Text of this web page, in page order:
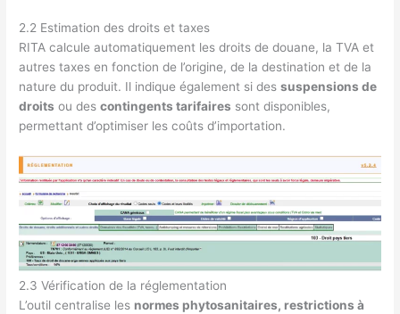
2.2 Estimation des droits et taxes
RITA calcule automatiquement les droits de douane, la TVA et
autres taxes en fonction de l’origine, de la destination et de la
nature du produit. Il indique également si dessuspensions de
droits ou descontingents tarifaires sont disponibles,
permettant d’optimiser les coûts d’importation.
2.3 Vérification de la réglementation
L’outil centralise les normes phytosanitaires, restrictions à